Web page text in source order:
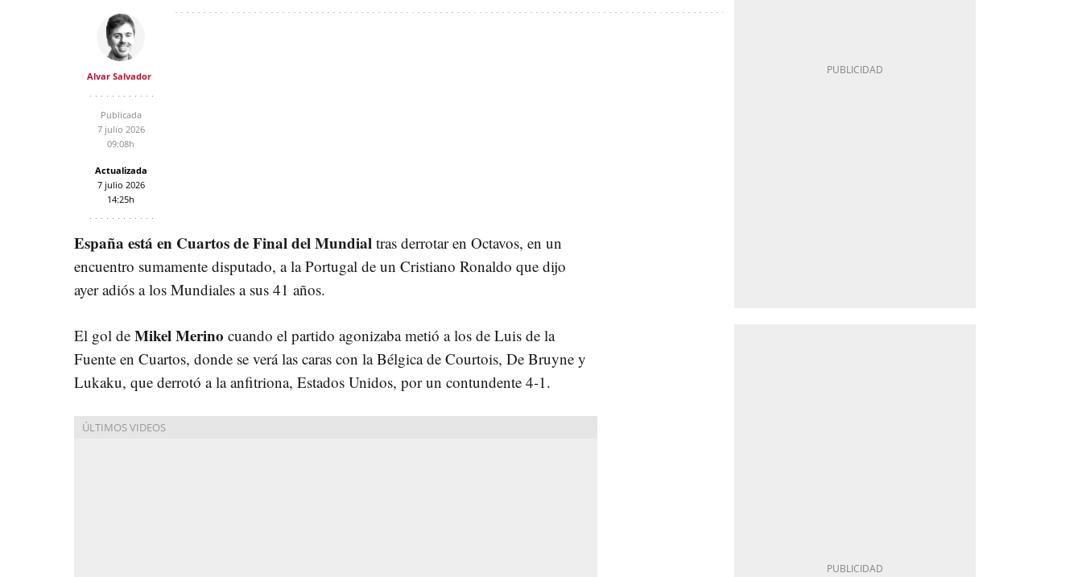
Alvar Salvador
Publicada
7 julio 2026
09:08h
Actualizada
7 julio 2026
14:25h
España está en Cuartos de Final del Mundial tras derrotar en Octavos, en un
encuentro sumamente disputado, a la Portugal de un Cristiano Ronaldo que dijo
ayer adiós a los Mundiales a sus 41 años.
El gol de Mikel Merino cuando el partido agonizaba metió a los de Luis de la
Fuente en Cuartos, donde se verá las caras con la Bélgica de Courtois, De Bruyne y
Lukaku, que derrotó a la anfitriona, Estados Unidos, por un contundente 4-1.